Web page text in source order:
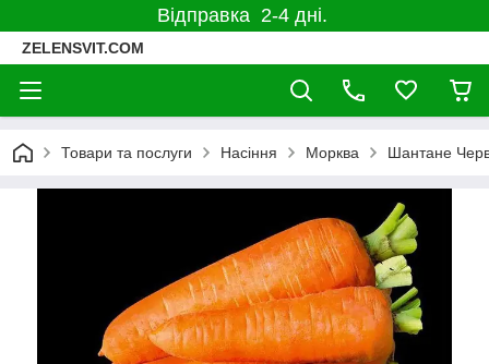
Відправка 2-4 дні.
ZELENSVIT.COM
Товари та послуги Насіння Морква Шантане